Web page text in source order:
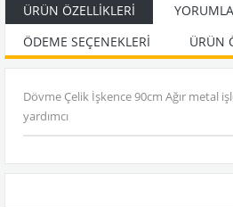
ÜRÜN ÖZELLIKLERI
ÖDEME SEÇENEKLERI
ÜRÜN
Dövme Çelik İşkence 90cm Ağır metal
yardımcı